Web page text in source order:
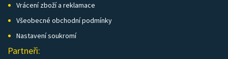
Vrácení zboží a reklamace
Všeobecné obchodní podmínky
Nastavení soukromí
Partneři: